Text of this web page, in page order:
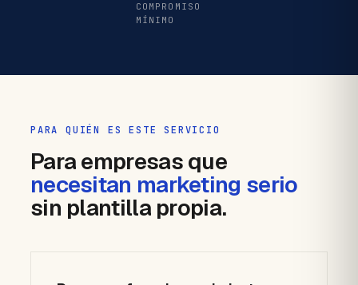
COMPROMISO
MÍNIMO
PARA QUIÉN ES ESTE SERVICIO
Para empresas que
necesitan marketing serio
sin plantilla propia.